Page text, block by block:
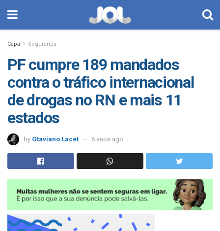
Capa Segurança
PF cumpre 189 mandados
contra o tráfico internacional
de drogas no RN e mais 11
estados
by Otaviano Lacet 6 anos ago